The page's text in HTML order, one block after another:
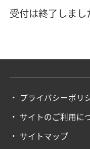
受付は終了しまし
プライバシーポリ
サイトのご利用に
サイトマップ